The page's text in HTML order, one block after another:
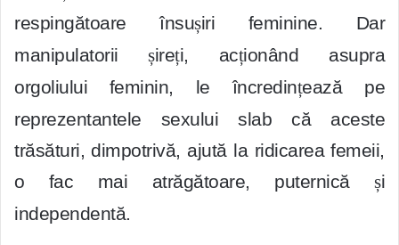
respingătoare însușiri feminine. Dar
manipulatorii șireți, acționând asupra
orgoliului feminin, le încredințează pe
reprezentantele sexului slab că aceste
trăsături, dimpotrivă, ajută la ridicarea femeii,
o fac mai atrăgătoare, puternică și
independentă.